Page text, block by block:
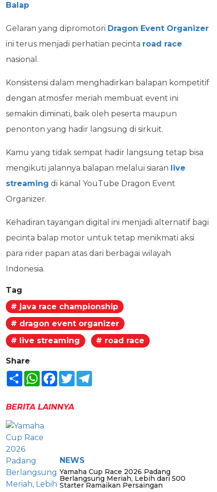
Balap
Gelaran yang dipromotori Dragon Event Organizer
ini terus menjadi perhatian pecinta road race
nasional.
Konsistensi dalam menghadirkan balapan kompetitif
dengan atmosfer meriah membuat event ini
semakin diminati, baik oleh peserta maupun
penonton yang hadir langsung di sirkuit.
Kamu yang tidak sempat hadir langsung tetap bisa
mengikuti jalannya balapan melalui siaran live
streaming di kanal YouTube Dragon Event
Organizer.
Kehadiran tayangan digital ini menjadi alternatif bagi
pecinta balap motor untuk tetap menikmati aksi
para rider papan atas dari berbagai wilayah
Indonesia.
Tag
# java race championship
# dragon event organizer
# live streaming
# road race
Share
Share WhatsAppFacebook
Twitter
BERITA LAINNYA
NEWS
Yamaha Cup Race 2026 Padang
Berlangsung Meriah, Lebih dari 500
Starter Ramaikan Persaingan